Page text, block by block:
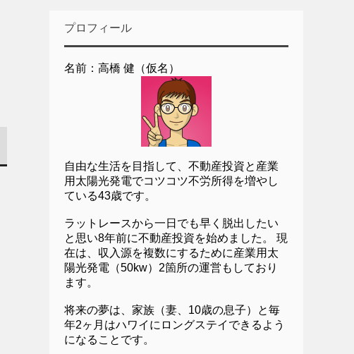
プロフィール
名前：高橋 健（仮名）
自由な生活を目指して、不動産投資と産業
用太陽光発電でコツコツ不労所得を増やし
ている43歳です。
ラットレースから一日でも早く脱出したい
と思い8年前に不動産投資を始めました。 現
在は、収入源を複数にするために産業用太
陽光発電（50kw）2箇所の運営もしており
ます。
将来の夢は、家族（妻、10歳の息子）と毎
年2ヶ月はハワイにロングステイできるよう
になることです。